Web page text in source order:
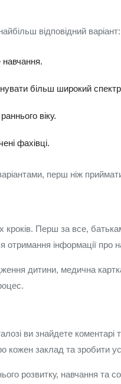
відповідний варіант:
більш широкий спектр
віку.
фахівці.
перш ніж
Перш за все,
інформації про
дитини, медична
ви знайдете коментарі
кожен заклад та зробити
розвитку, навчання та